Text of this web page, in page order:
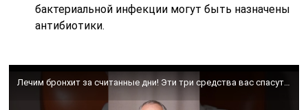
бактериальной инфекции могут быть назначены
антибиотики.